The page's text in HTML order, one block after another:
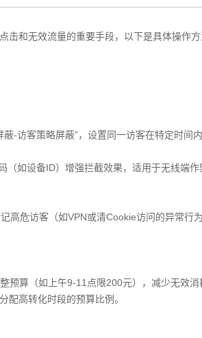
击和无效流量的重要手段，以下是具体操作方
-访客策略屏蔽”，设置同一访客在特定时间
如设备ID）增强拦截效果，适用于无线端作
高危访客（如VPN或清Cookie访问的异常行
预算（如上午9-11点限200元），减少无效消
配高转化时段的预算比例。